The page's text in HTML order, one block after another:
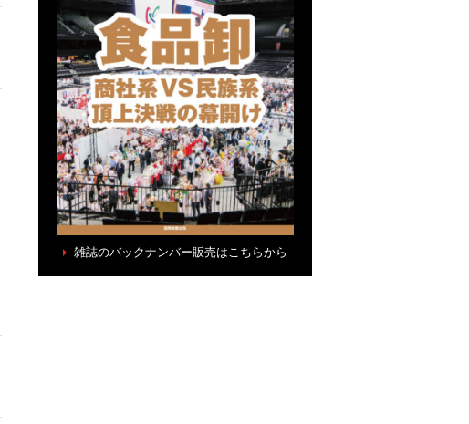
雑誌のバックナンバー販売はこちらから